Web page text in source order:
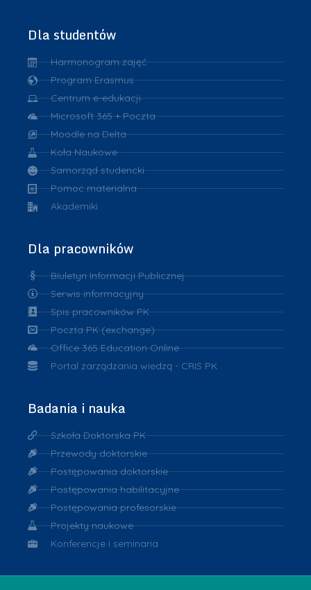
Dla studentów
Harmonogram zajęć
Program Erasmus
Centrum e-edukacji
Microsoft 365 + Poczta
Moodle na Delta
Koła Naukowe
Samorząd studencki
Pomoc materialna
Akademiki
Dla pracowników
Biuletyn Informacji Publicznej
Serwis informacyjny
Spis pracowników PK
Poczta PK (exchange)
Office 365 Education Online
Portal zarządzania wiedzą - CRIS PK
Badania i nauka
Szkoła Doktorska PK
Przewody doktorskie
Postępowania doktorskie
Postępowania habilitacyjne
Postępowania profesorskie
Projekty naukowe
Konferencje i seminaria